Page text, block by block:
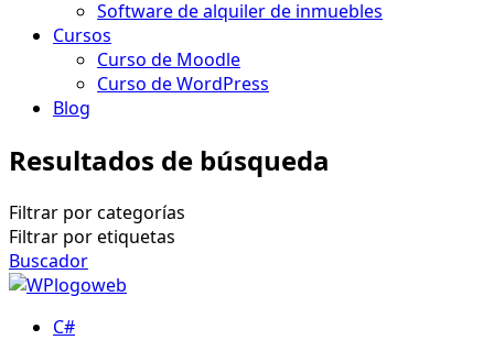
Software de alquiler de inmuebles
Cursos
Curso de Moodle
Curso de WordPress
Blog
Resultados de búsqueda
Filtrar por categorías
Filtrar por etiquetas
Buscador
C#